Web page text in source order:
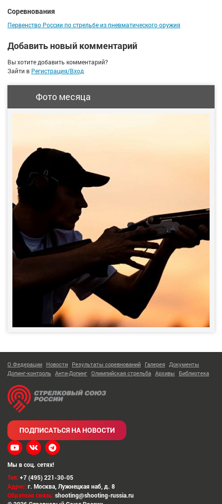
Соревнования
Первенство России по стрельбе из пневматического оружия
Добавить новый комментарий
Вы хотите добавить комментарий?
Зайти в Регистрация/Вход
Фото месяца
О Федерации Новости Результаты соревнований Галерея Документы
Допинг-контроль Анти-Допинг Олимпийская стрельба Архивы Библиотека
Тел:+7 (495) 221-30-05
Адрес:г. Москва Лужнецкая наб, д. 8
Обратная связь:shooting@shooting-russia.ru
ПОДПИСАТЬСЯ НА НОВОСТИ
Мы в соц. сетях!